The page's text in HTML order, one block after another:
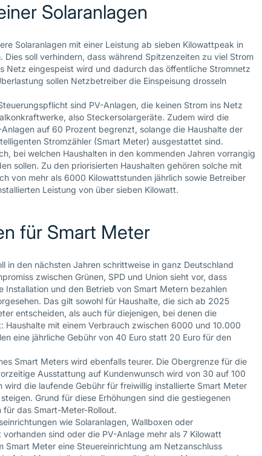
Solaranlagen
Solaranlagen mit einer Leistung ab sieben Kilowattpeak in
Dies soll verhindern, dass während Spitzenzeiten zu viel Strom
Netz eingespeist wird und dadurch das öffentliche Stromnetz
sollen Netzbetreiber die Einspeisung drosseln
sind PV-Anlagen, die keinen Strom ins Netz
also Steckersolargeräte. Zudem wird die
Anlagen auf 60 Prozent begrenzt, solange die Haushalte der
Stromzähler (Smart Meter) ausgestattet sind.
bei welchen Haushalten in den kommenden Jahren vorrangig
sollen. Zu den priorisierten Haushalten gehören solche mit
von mehr als 6000 Kilowattstunden jährlich sowie Betreiber
Leistung von über sieben Kilowatt.
für Smart Meter
in den nächsten Jahren schrittweise in ganz Deutschland
zwischen Grünen, SPD und Union sieht vor, dass
Installation und den Betrieb von Smart Metern bezahlen
Das gilt sowohl für Haushalte, die sich ab 2025
entscheiden, als auch für diejenigen, bei denen die
Haushalte mit einem Verbrauch zwischen 6000 und 10.000
eine jährliche Gebühr von 40 Euro statt 20 Euro für den
Smart Meters wird ebenfalls teurer. Die Obergrenze für die
Ausstattung auf Kundenwunsch wird von 30 auf 100
wird die laufende Gebühr für freiwillig installierte Smart Meter
Grund für diese Erhöhungen sind die gestiegenen
für das Smart-Meter-Rollout.
wie Solaranlagen, Wallboxen oder
vorhanden sind oder die PV-Anlage mehr als 7 Kilowatt
Smart Meter eine Steuereinrichtung am Netzanschluss